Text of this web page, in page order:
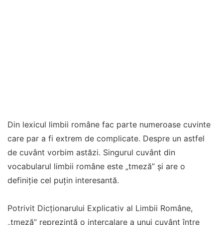
Din lexicul limbii române fac parte numeroase cuvinte
care par a fi extrem de complicate. Despre un astfel
de cuvânt vorbim astăzi. Singurul cuvânt din
vocabularul limbii române este „tmeză” și are o
definiție cel puțin interesantă.
Potrivit Dicționarului Explicativ al Limbii Române,
„tmeză” reprezintă o intercalare a unui cuvânt între